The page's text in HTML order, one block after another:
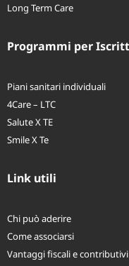
Long Term Care
Programmi per
Piani sanitari individuali
4Care – LTC
Salute X TE
Smile X Te
Link utili
Chi può aderire
Come associarsi
Vantaggi fiscali e contributivi